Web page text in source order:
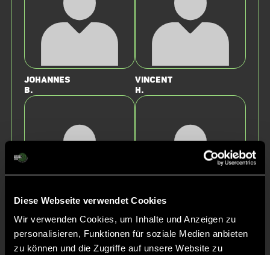
Diese Webseite verwendet Cookies
Wir verwenden Cookies, um Inhalte und Anzeigen zu
personalisieren, Funktionen für soziale Medien anbieten
zu können und die Zugriffe auf unsere Website zu
Johannes
B.
Vincent
H.
Benedict
Laurin
W.